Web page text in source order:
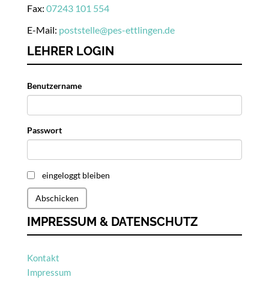
Fax: 07243 101 554
E-Mail: poststelle@pes-ettlingen.de
LEHRER LOGIN
Benutzername
Passwort
eingeloggt bleiben
Abschicken
IMPRESSUM & DATENSCHUTZ
Kontakt
Impressum